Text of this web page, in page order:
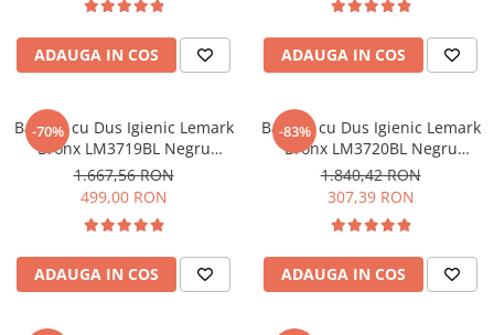
ADAUGA IN COS ADAUGA IN COS
-70%
Baterie cu Dus Igienic Lemark
Bronx LM3719BL Negru
Incastrata
1.667,56 RON
499,00 RON
ADAUGA IN COS
-83%
Baterie cu Dus Igienic Lemark
Bronx LM3720BL Negru
Incastrata
1.840,42 RON
307,39 RON
ADAUGA IN COS